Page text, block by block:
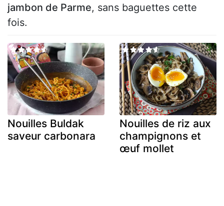
jambon de Parme, sans baguettes cette
fois.
Nouilles Buldak
saveur carbonara
Nouilles de riz aux
champignons et
œuf mollet